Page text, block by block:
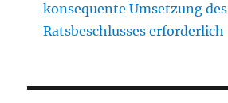
konsequente Umsetzung des
Ratsbeschlusses erforderlich